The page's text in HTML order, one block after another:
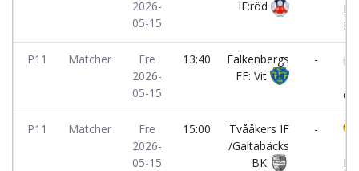
2026-
05-15
IF:röd
P11 Matcher
Fre
2026-
05-15
13:40
Falkenbergs
FF: Vit
-
P11 Matcher
Fre
2026-
05-15
15:00
Tvååkers IF
/Galtabäcks
BK
-